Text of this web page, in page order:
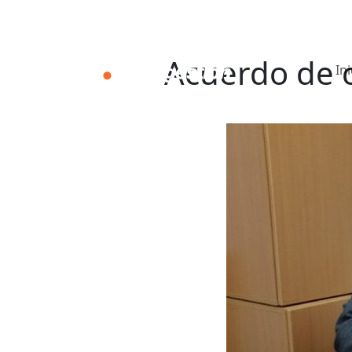
Acuerdo de